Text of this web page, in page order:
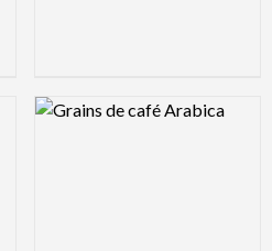
Logo Preview Image